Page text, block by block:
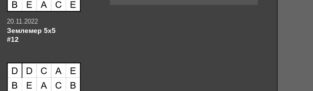
20.11.2022
Землемер 5х5
#12